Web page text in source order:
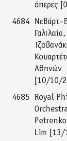
όπερες
4684
Αθηνών
[10/10/
4685
Royal
Lim [13/